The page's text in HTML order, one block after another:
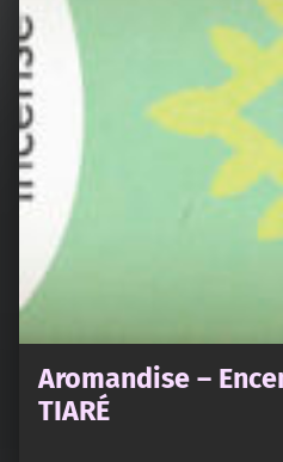
Aromandise –
TIARÉ